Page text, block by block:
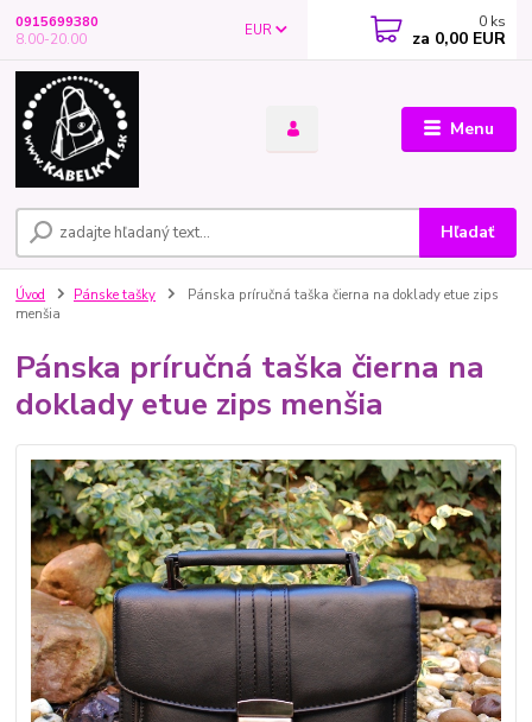
Menu
EUR
Hľadať
0915699380
8.00-20.00
0 ks
za 0,00 EUR
Úvod Pánske tašky
Pánska príručná taška čierna na doklady etue zips
menšia
Pánska príručná taška čierna na
doklady etue zips menšia